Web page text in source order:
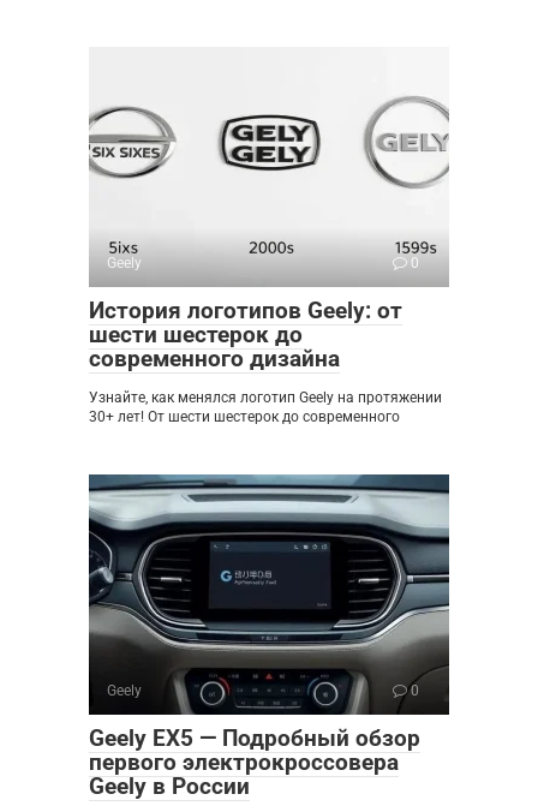
Geely 0
История логотипов Geely: от
шести шестерок до
современного дизайна
Узнайте, как менялся логотип Geely на протяжении
30+ лет! От шести шестерок до современного
Geely 0
Geely EX5 — Подробный обзор
первого электрокроссовера
Geely в России